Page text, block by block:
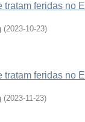
tratam feridas no
(2023-10-23)
tratam feridas no
(2023-11-23)